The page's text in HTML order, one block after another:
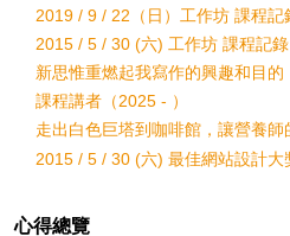
2019 / 9 / 22（日）工作坊 課程記
2015 / 5 / 30 (六) 工作坊 課程記錄
新思惟重燃起我寫作的興趣和目的
課程講者（2025 - ）
走出白色巨塔到咖啡館，讓營養師
2015 / 5 / 30 (六) 最佳網站設計大
心得總覽